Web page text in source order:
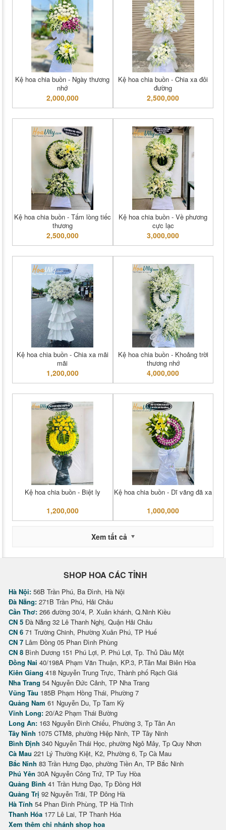
Kệ hoa chia buồn - Ngày thương
nhớ
2,000,000
Kệ hoa chia buồn - Chia xa đôi
đường
2,500,000
Kệ hoa chia buồn - Tấm lòng tiếc
thương
2,500,000
Kệ hoa chia buồn - Về phương
cực lạc
3,000,000
Kệ hoa chia buồn - Chia xa mãi
mãi
1,200,000
Kệ hoa chia buồn - Khoảng trời
thương nhớ
4,000,000
Kệ hoa chia buồn - Biệt ly
1,200,000
Kệ hoa chia buồn - Dĩ vãng đã xa
1,000,000
Xem tất cả
SHOP HOA CÁC TỈNH
Hà Nội: 56B Trần Phú, Ba Đình, Hà Nội
Đà Nẵng: 271B Trần Phú, Hải Châu
Cần Thơ: 266 đường 30/4, P. Xuân khánh, Q.Ninh Kiều
CN 5 Đà Nẵng 32 Lê Thanh Nghị, Quận Hải Châu
CN 6 71 Trường Chinh, Phường Xuân Phú, TP Huế
CN 7 Lâm Đồng 05 Phan Đình Phùng
CN 8 Bình Dương 151 Phú Lợi, P. Phú Lợi, Tp. Thủ Dầu Một
Đồng Nai 40/198A Phạm Văn Thuận, KP.3, P.Tân Mai Biên Hòa
Kiên Giang 418 Nguyễn Trung Trực, Thành phố Rạch Giá
Nha Trang 54 Nguyễn Đức Cảnh, TP Nha Trang
Vũng Tàu 185B Phạm Hồng Thái, Phường 7
Quảng Nam 61 Nguyễn Du, Tp Tam Kỳ
Vĩnh Long: 20/A2 Phạm Thái Bường
Long An: 163 Nguyễn Đình Chiểu, Phường 3, Tp Tân An
Tây Ninh 1075 CTM8, phường Hiệp Ninh, TP Tây Ninh
Bình Định 340 Nguyễn Thái Học, phường Ngô Mây, Tp Quy Nhơn
Cà Mau 221 Lý Thường Kiệt, K2, Phường 6, Tp Cà Mau
Bắc Ninh 83 Trần Hưng Đạo, phường Tiền An, TP Bắc Ninh
Phú Yên 30A Nguyễn Công Trứ, TP Tuy Hòa
Quảng Bình 41 Trần Hưng Đạo, Tp Đồng Hới
Quảng Trị 92 Nguyễn Trãi, TP Đông Hà
Hà Tĩnh 54 Phan Đình Phùng, TP Hà Tĩnh
Thanh Hóa 177 Lê Lai, TP Thanh Hóa
Xem thêm chi nhánh shop hoa